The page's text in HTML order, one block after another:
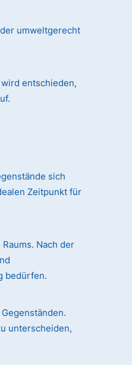
umweltgerecht
entschieden,
sich
Zeitpunkt für
Nach der
bedürfen.
unterscheiden,